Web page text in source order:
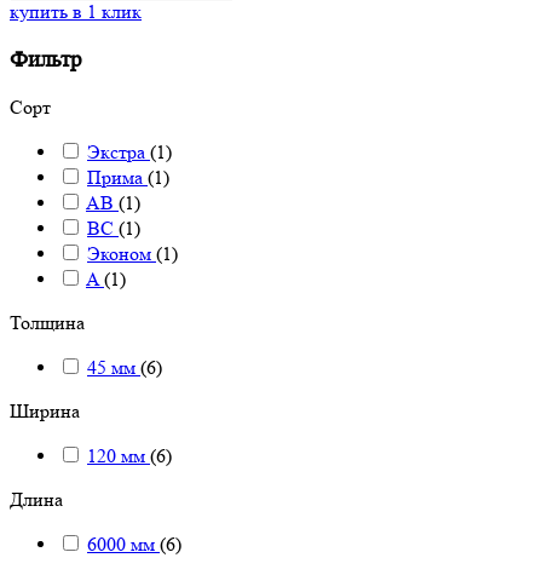
купить в 1 клик
Фильтр
Сорт
Экстра (1)
Прима (1)
AB (1)
BC (1)
Эконом (1)
A(1)
Толщина
45 мм (6)
Ширина
120 мм (6)
Длина
6000 мм (6)